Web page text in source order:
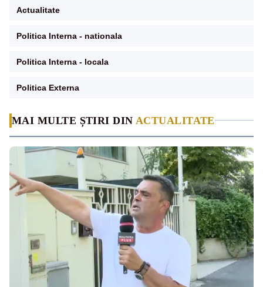
MAI MULTE ȘTIRI DIN ACTUALITATE
Actualitate
Politica Interna - nationala
Politica Interna - locala
Politica Externa